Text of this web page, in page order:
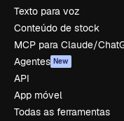
Texto para voz
Conteúdo de stock
MCP para Claude/
Agentes New
API
App móvel
Todas as ferramentas